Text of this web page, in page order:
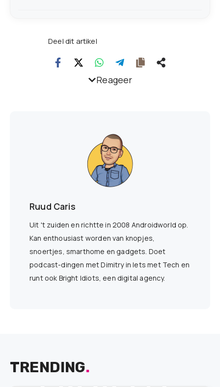
Deel dit artikel
Reageer
Ruud Caris
Uit 't zuiden en richtte in 2008 Androidworld op.
Kan enthousiast worden van knopjes,
snoertjes, smarthome en gadgets. Doet
podcast-dingen met Dimitry in Iets met Tech en
runt ook Bright Idiots, een digital agency.
TRENDING.